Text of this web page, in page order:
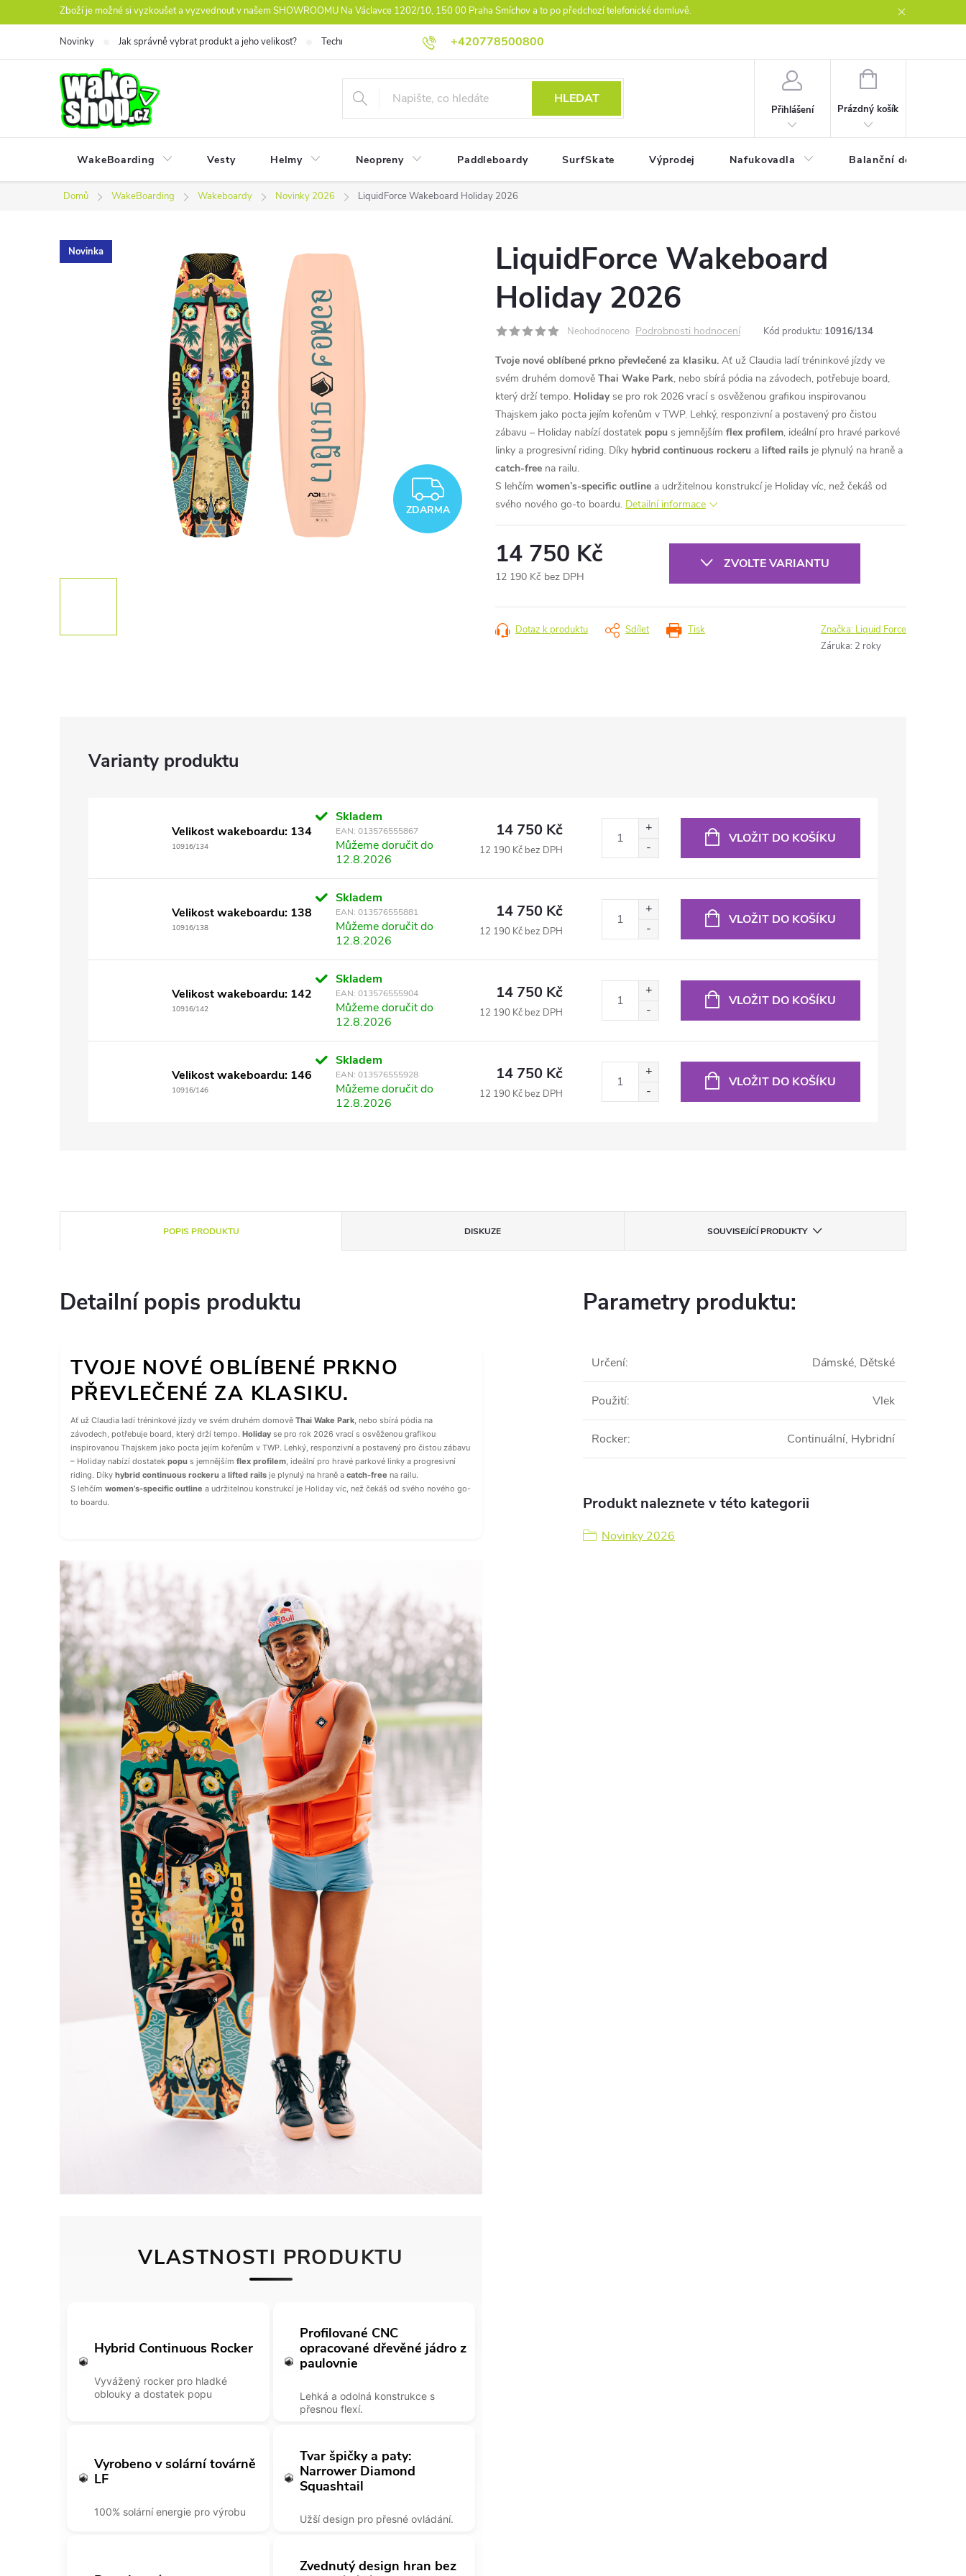
na
Zboží je možné si vyzkoušet a vyzvednout v našem SHOWROOMU Na Václavce 1202/10, 150 00 Praha Smíchov a to po předchozí telefonické domluvě.
+420778500800
Novinky Jak správně vybrat produkt a jeho velikost? Technologie Athlet Driven Inovation Práva z vad reklamace
HLEDAT
Přihlášení
NÁKUPNÍ
Prázdný košík
WakeBoarding Vesty Helmy Neopreny Paddleboardy SurfSkate Výprodej Nafukovadla Balanční desky
Domů WakeBoarding Wakeboardy Novinky 2026 LiquidForce Wakeboard Holiday 2026
Novinka
ZDARMA
ZDARMA
LiquidForce Wakeboard
Holiday 2026
Neohodnoceno Podrobnosti hodnocení Kód produktu: 10916/134
Tvoje nové oblíbené prkno převlečené za klasiku. Ať už Claudia ladí tréninkové jízdy ve
svém druhém domově Thai Wake Park, nebo sbírá pódia na závodech, potřebuje board,
který drží tempo. Holidayse pro rok 2026 vrací s osvěženou grafikou inspirovanou
Thajskem jako pocta jejím kořenům v TWP. Lehký, responzivní a postavený pro čistou
zábavu – Holiday nabízí dostatek popu s jemnějším flex profilem, ideální pro hravé parkové
linky a progresivní riding. Díky hybrid continuous rockeru a lifted rails je plynulý na hraně a
catch-free na railu.
S lehčím women’s-specific outline a udržitelnou konstrukcí je Holiday víc, než čekáš od
svého nového go-to boardu. Detailní informace
14 750 Kč
12 190 Kč bez DPH
cena:
ZVOLTE VARIANTU
Tisk
Dotaz k produktu Sdílet Značka: Liquid Force
Záruka: 2 roky
Velikost wakeboardu: 134
10916/134
Skladem
EAN: 013576555867
Můžeme doručit do
12.8.2026
14 750 Kč
12 190 Kč bez DPH
VLOŽIT DO KOŠÍKU
Velikost wakeboardu: 138
10916/138
Skladem
EAN: 013576555881
Můžeme doručit do
12.8.2026
14 750 Kč
12 190 Kč bez DPH
VLOŽIT DO KOŠÍKU
Velikost wakeboardu: 142
10916/142
Skladem
EAN: 013576555904
Můžeme doručit do
12.8.2026
14 750 Kč
12 190 Kč bez DPH
VLOŽIT DO KOŠÍKU
Velikost wakeboardu: 146
10916/146
Skladem
EAN: 013576555928
Můžeme doručit do
12.8.2026
14 750 Kč
12 190 Kč bez DPH
VLOŽIT DO KOŠÍKU
POPIS PRODUKTU DISKUZE SOUVISEJÍCÍ PRODUKTY
Detailní popis produktu
TVOJE NOVÉ OBLÍBENÉ PRKNO
PŘEVLEČENÉ ZA KLASIKU.
Ať už Claudia ladí tréninkové jízdy ve svém druhém domově Thai Wake Park, nebo sbírá pódia na
závodech, potřebuje board, který drží tempo. Holiday se pro rok 2026 vrací s osvěženou grafikou
inspirovanou Thajskem jako pocta jejím kořenům v TWP. Lehký, responzivní a postavený pro čistou zábavu
– Holiday nabízí dostatek popu s jemnějším flex profilem, ideální pro hravé parkové linky a progresivní
riding. Díky hybrid continuous rockeru a lifted rails je plynulý na hraně a catch-free na railu.
S lehčím women’s-specific outline a udržitelnou konstrukcí je Holiday víc, než čekáš od svého nového go-
to boardu.
VLASTNOSTI PRODUKTU
Hybrid Continuous Rocker
Vyvážený rocker pro hladké
oblouky a dostatek popu
Profilované CNC
opracované dřevěné jádro z
paulovnie
Lehká a odolná konstrukce s
přesnou flexí.
Vyrobeno v solární továrně
LF
100% solární energie pro výrobu
Tvar špičky a paty:
Narrower Diamond
Squashtail
Užší design pro přesné ovládání.
Zvednutý design hran bez
Parametry produktu:
Určení: Dámské, Dětské
Použití: Vlek
Rocker: Continuální, Hybridní
Produkt naleznete v této kategorii
Novinky 2026